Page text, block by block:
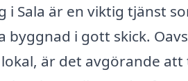
i Sala är en viktig tjänst
byggnad i gott skick.
är det avgörande